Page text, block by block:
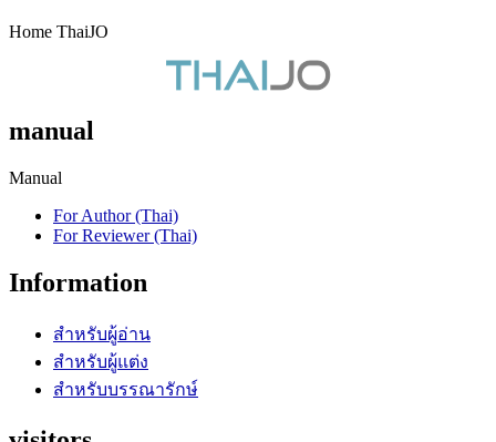
Home ThaiJO
manual
Manual
For Author (Thai)
For Reviewer (Thai)
Information
สำหรับผู้อ่าน
สำหรับผู้แต่ง
สำหรับบรรณารักษ์